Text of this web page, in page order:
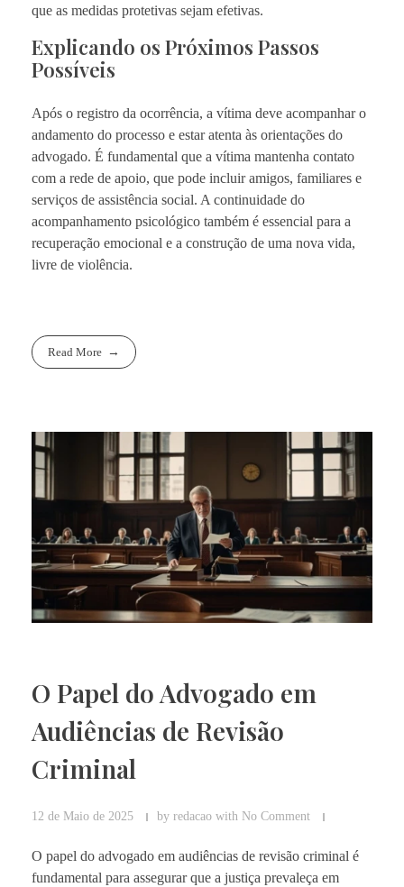
que as medidas protetivas sejam efetivas.
Explicando os Próximos Passos
Possíveis
Após o registro da ocorrência, a vítima deve acompanhar o
andamento do processo e estar atenta às orientações do
advogado. É fundamental que a vítima mantenha contato
com a rede de apoio, que pode incluir amigos, familiares e
serviços de assistência social. A continuidade do
acompanhamento psicológico também é essencial para a
recuperação emocional e a construção de uma nova vida,
livre de violência.
Read More
O Papel do Advogado em
Audiências de Revisão
Criminal
12 de Maio de 2025 by redacao with No Comment
O papel do advogado em audiências de revisão criminal é
fundamental para assegurar que a justiça prevaleça em